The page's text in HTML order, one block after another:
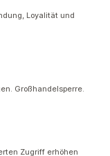
Loyalität und
Großhandelsperre.
Zugriff erhöhen